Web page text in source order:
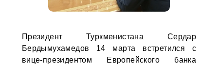
Президент Туркменистана Сердар
Бердымухамедов 14 марта встретился с
вице-президентом Европейского банка